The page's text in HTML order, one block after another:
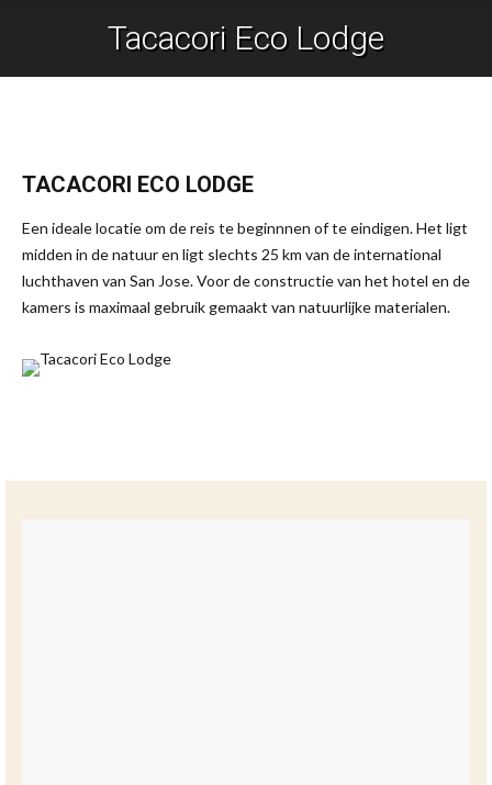
Tacacori Eco Lodge
Je bent hier:
TACACORI ECO LODGE
Een ideale locatie om de reis te beginnnen of te eindigen. Het ligt
midden in de natuur en ligt slechts 25 km van de international
luchthaven van San Jose. Voor de constructie van het hotel en de
kamers is maximaal gebruik gemaakt van natuurlijke materialen.